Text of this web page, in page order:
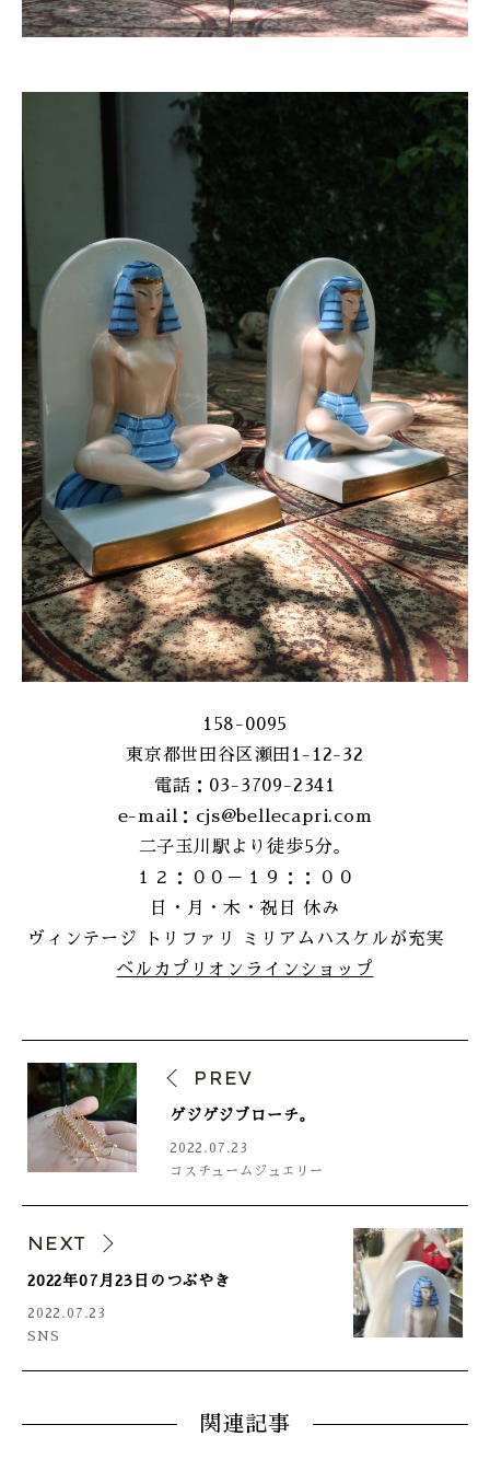
158-0095
東京都世田谷区瀬田1-12-32
電話：03-3709-2341
e-mail：cjs@bellecapri.com
二子玉川駅より徒歩5分。
１２：００－１９：：００
日・月・木・祝日 休み
ヴィンテージ トリファリ ミリアムハスケルが充実
ベルカプリオンラインショップ
PREV
ゲジゲジブローチ。
2022.07.23
コスチュームジュエリー
NEXT
2022年07月23日のつぶやき
2022.07.23
SNS
関連記事